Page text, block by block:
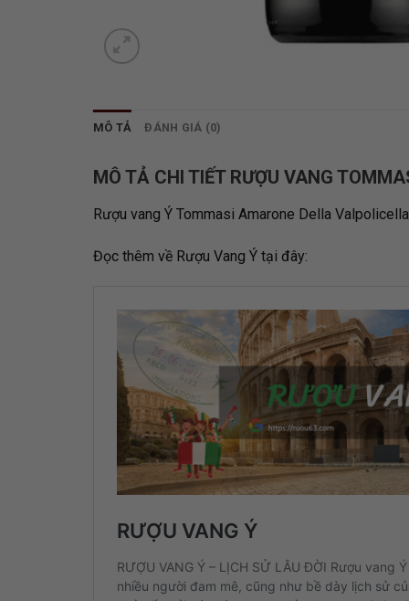
MÔ TẢ ĐÁNH GIÁ (0)
MÔ TẢ CHI TIẾT RƯỢU VANG
Rượu vang Ý Tommasi Amarone Della Valpolicella
Đọc thêm về Rượu Vang Ý tại đây: